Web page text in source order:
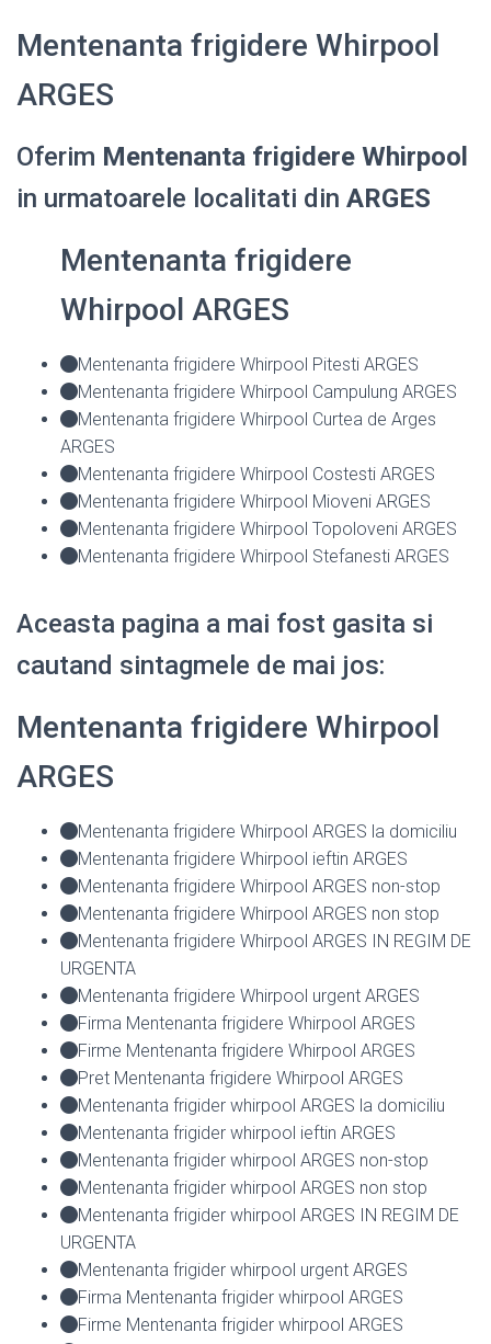
Mentenanta frigidere Whirpool
ARGES
Oferim Mentenanta frigidere Whirpool
in urmatoarele localitati din ARGES
Mentenanta frigidere
Whirpool ARGES
Mentenanta frigidere Whirpool Pitesti ARGES
Mentenanta frigidere Whirpool Campulung ARGES
Mentenanta frigidere Whirpool Curtea de Arges
ARGES
Mentenanta frigidere Whirpool Costesti ARGES
Mentenanta frigidere Whirpool Mioveni ARGES
Mentenanta frigidere Whirpool Topoloveni ARGES
Mentenanta frigidere Whirpool Stefanesti ARGES
Aceasta pagina a mai fost gasita si
cautand sintagmele de mai jos:
Mentenanta frigidere Whirpool
ARGES
Mentenanta frigidere Whirpool ARGES la domiciliu
Mentenanta frigidere Whirpool ieftin ARGES
Mentenanta frigidere Whirpool ARGES non-stop
Mentenanta frigidere Whirpool ARGES non stop
Mentenanta frigidere Whirpool ARGES IN REGIM DE
URGENTA
Mentenanta frigidere Whirpool urgent ARGES
Firma Mentenanta frigidere Whirpool ARGES
Firme Mentenanta frigidere Whirpool ARGES
Pret Mentenanta frigidere Whirpool ARGES
Mentenanta frigider whirpool ARGES la domiciliu
Mentenanta frigider whirpool ieftin ARGES
Mentenanta frigider whirpool ARGES non-stop
Mentenanta frigider whirpool ARGES non stop
Mentenanta frigider whirpool ARGES IN REGIM DE
URGENTA
Mentenanta frigider whirpool urgent ARGES
Firma Mentenanta frigider whirpool ARGES
Firme Mentenanta frigider whirpool ARGES